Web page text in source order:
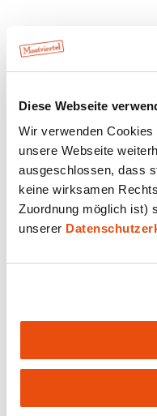
Diese Webseite
Wir verwenden
unsere Webseite
ausgeschlossen, dass
keine wirksamen
Zuordnung möglich ist)
unserer